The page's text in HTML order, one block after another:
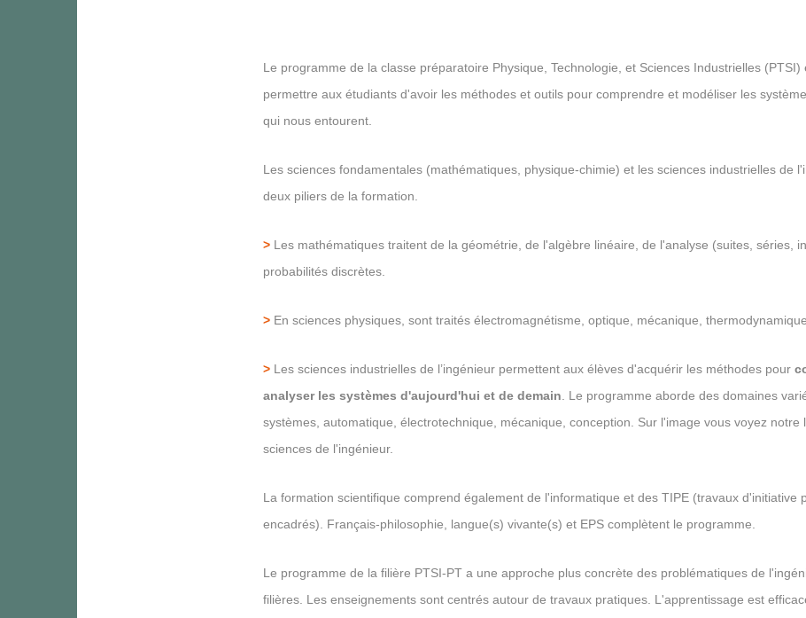
Le programme de la classe préparatoire Physique, Technologie, et Sciences Industrielles (PTSI)
permettre aux étudiants d'avoir les méthodes et outils pour comprendre et modéliser les
qui nous entourent.
Les sciences fondamentales (mathématiques, physique-chimie) et les sciences industrielles de
deux piliers de la formation.
> Les mathématiques traitent de la géométrie, de l'algèbre linéaire, de l'analyse (suites, séries,
probabilités discrètes.
> En sciences physiques, sont traités électromagnétisme, optique, mécanique, thermodynamique.
> Les sciences industrielles de l’ingénieur permettent aux élèves d'acquérir les méthodes pour
analyser les systèmes d'aujourd'hui et de demain . Le programme aborde des domaines
systèmes, automatique, électrotechnique, mécanique, conception. Sur l'image vous voyez notre
sciences de l'ingénieur.
La formation scientifique comprend également de l'informatique et des TIPE (travaux d'initiative
encadrés). Français-philosophie, langue(s) vivante(s) et EPS complètent le programme.
Le programme de la filière PTSI-PT a une approche plus concrète des problématiques de
filières. Les enseignements sont centrés autour de travaux pratiques. L'apprentissage est